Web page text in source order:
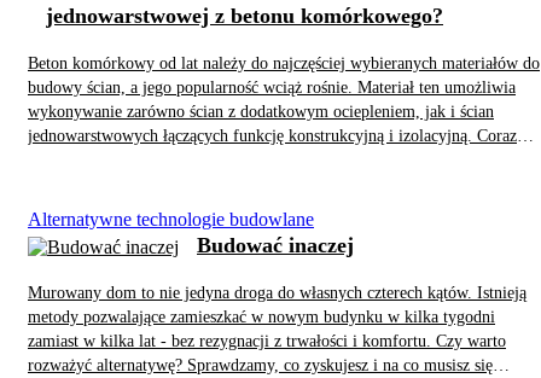
Beton komórkowy od lat należy do najczęściej wybieranych materiałów do
budowy ścian, a jego popularność wciąż rośnie. Materiał ten umożliwia
wykonywanie zarówno ścian z dodatkowym ociepleniem, jak i ścian
jednowarstwowych łączących funkcję konstrukcyjną i izolacyjną. Coraz
uproszczenia technologii budowy. Dla wielu inwestorów istotne jest
ograniczenie stosowania tworzyw sztucznych na budowie. Ściany
jednowarstwowe pozwalają zrezygnować z dodatkowej warstwy ocieplenia,
wykonawczych.
jednowarstwowej z betonu komórkowego?
Alternatywne technologie budowlane
Murowany dom to nie jedyna droga do własnych czterech kątów. Istnieją
metody pozwalające zamieszkać w nowym budynku w kilka tygodni
zamiast w kilka lat - bez rezygnacji z trwałości i komfortu. Czy warto
rozważyć alternatywę? Sprawdzamy, co zyskujesz i na co musisz się
Budować inaczej